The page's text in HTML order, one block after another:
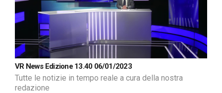
VR News Edizione 13.40 06/01/2023
Tutte le notizie in tempo reale a cura della nostra
redazione